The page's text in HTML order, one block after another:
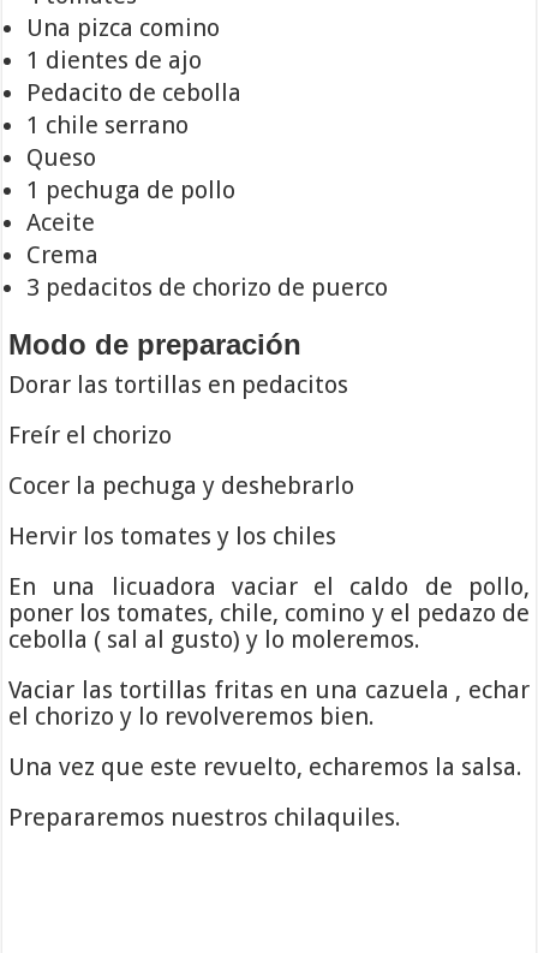
Una pizca comino
1 dientes de ajo
Pedacito de cebolla
1 chile serrano
Queso
1 pechuga de pollo
Aceite
Crema
3 pedacitos de chorizo de puerco
Modo de preparación
Dorar las tortillas en pedacitos
Freír el chorizo
Cocer la pechuga y deshebrarlo
Hervir los tomates y los chiles
En una licuadora vaciar el caldo de pollo,
poner los tomates, chile, comino y el pedazo de
cebolla ( sal al gusto) y lo moleremos.
Vaciar las tortillas fritas en una cazuela , echar
el chorizo y lo revolveremos bien.
Una vez que este revuelto, echaremos la salsa.
Prepararemos nuestros chilaquiles.